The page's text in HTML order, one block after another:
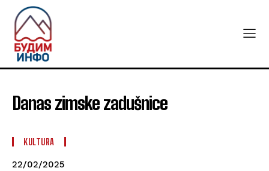
Danas zimske zadušnice
KULTURA
22/02/2025